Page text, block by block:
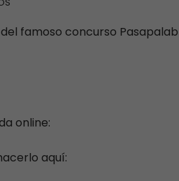
famoso concurso
online:
aquí: